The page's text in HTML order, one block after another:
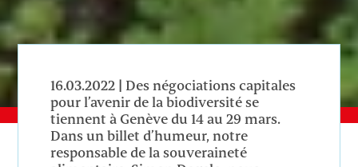
16.03.2022 | Des négociations capitales
pour l’avenir de la biodiversité se
tiennent à Genève du 14 au 29 mars.
Dans un billet d’humeur, notre
responsable de la souveraineté